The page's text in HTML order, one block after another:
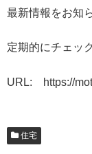
最新情報をお知
定期的にチェッ
URL: https://
住宅